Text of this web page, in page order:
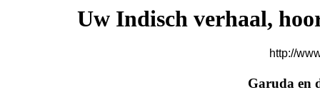
Uw Indisch verhaal,
http://
Garuda en